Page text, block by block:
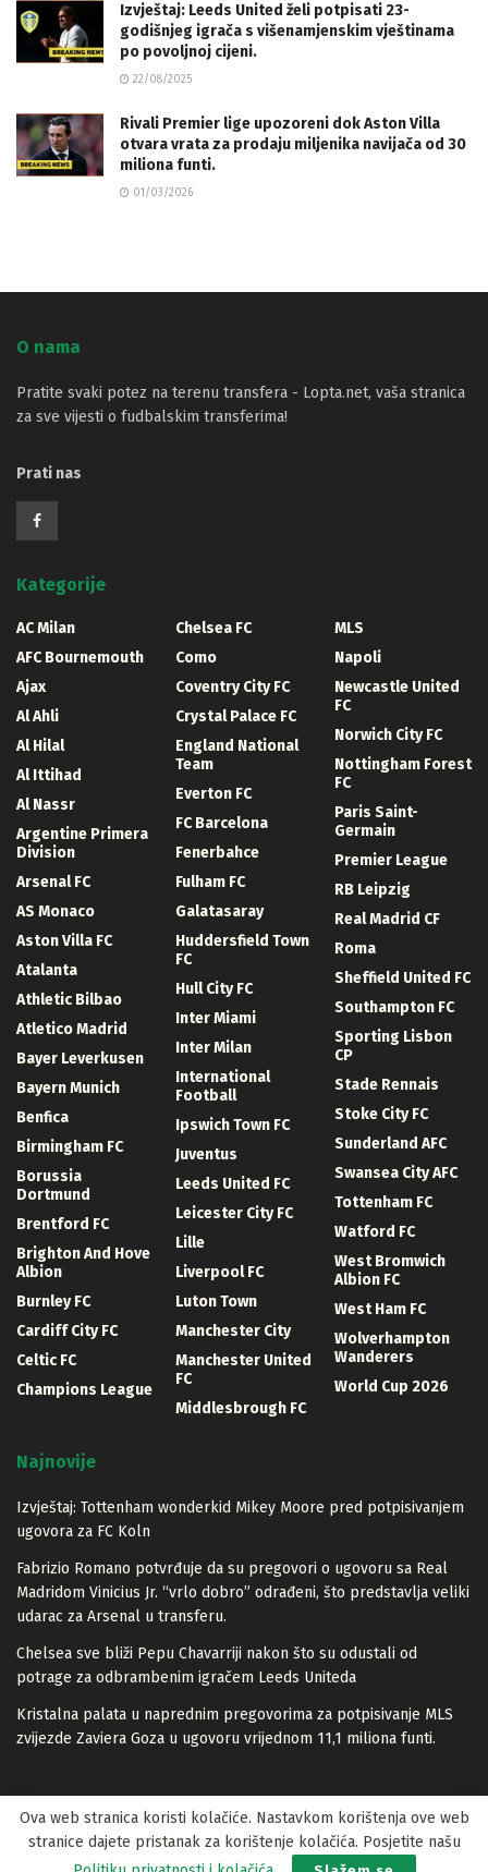
Izvještaj: Leeds United želi potpisati 23-
godišnjeg igrača s višenamjenskim vještinama
po povoljnoj cijeni.
22/08/2025
Rivali Premier lige upozoreni dok Aston Villa
otvara vrata za prodaju miljenika navijača od 30
miliona funti.
01/03/2026
O nama
Pratite svaki potez na terenu transfera - Lopta.net, vaša stranica
za sve vijesti o fudbalskim transferima!
Prati nas
Kategorije
AC Milan
AFC Bournemouth
Ajax
Al Ahli
Al Hilal
Al Ittihad
Al Nassr
Argentine Primera
Division
Arsenal FC
AS Monaco
Aston Villa FC
Atalanta
Athletic Bilbao
Atletico Madrid
Bayer Leverkusen
Bayern Munich
Benfica
Birmingham FC
Borussia
Dortmund
Brentford FC
Brighton And Hove
Albion
Burnley FC
Cardiff City FC
Celtic FC
Champions League
Chelsea FC
Como
Coventry City FC
Crystal Palace FC
England National
Team
Everton FC
FC Barcelona
Fenerbahce
Fulham FC
Galatasaray
Huddersfield Town
FC
Hull City FC
Inter Miami
Inter Milan
International
Football
Ipswich Town FC
Juventus
Leeds United FC
Leicester City FC
Lille
Liverpool FC
Luton Town
Manchester City
Manchester United
FC
Middlesbrough FC
MLS
Napoli
Newcastle United
FC
Norwich City FC
Nottingham Forest
FC
Paris Saint-
Germain
Premier League
RB Leipzig
Real Madrid CF
Roma
Sheffield United FC
Southampton FC
Sporting Lisbon
CP
Stade Rennais
Stoke City FC
Sunderland AFC
Swansea City AFC
Tottenham FC
Watford FC
West Bromwich
Albion FC
West Ham FC
Wolverhampton
Wanderers
World Cup 2026
Najnovije
Izvještaj: Tottenham wonderkid Mikey Moore pred potpisivanjem
ugovora za FC Koln
Fabrizio Romano potvrđuje da su pregovori o ugovoru sa Real
Madridom Vinicius Jr. “vrlo dobro” odrađeni, što predstavlja veliki
udarac za Arsenal u transferu.
Chelsea sve bliži Pepu Chavarriji nakon što su odustali od
potrage za odbrambenim igračem Leeds Uniteda
Kristalna palata u naprednim pregovorima za potpisivanje MLS
zvijezde Zaviera Goza u ugovoru vrijednom 11,1 miliona funti.
© 2023 Lopta.net
Ova web stranica koristi kolačiće. Nastavkom korištenja ove web
stranice dajete pristanak za korištenje kolačića. Posjetite našu